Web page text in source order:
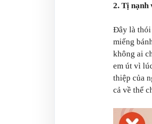
2. Tị nạnh
Đây là thói
miếng
không ai
em út vì
thiệp của
cả về thể